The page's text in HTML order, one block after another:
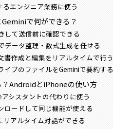
エンジニア業務に使う
で何ができる？
して送信前に確認できる
データ整理・数式生成を任せる
書作成と編集をリアルタイムで行う
イブのファイルをGeminiで要約する
AndroidとiPhoneの使い方
シスタントの代わりに使う
ロードして同じ機能が使える
リアルタイム対話ができる